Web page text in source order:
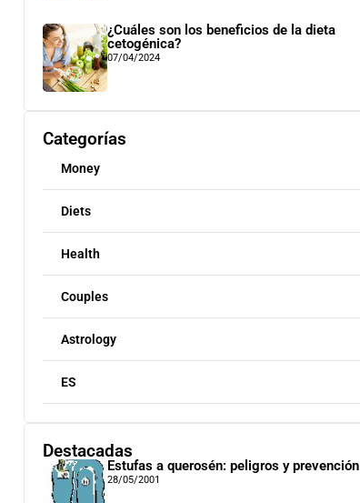
¿Cuáles son los beneficios de la dieta
cetogénica?
07/04/2024
Categorías
Money
Diets
Health
Couples
Astrology
ES
Destacadas
Estufas a querosén: peligros y prevención
28/05/2001